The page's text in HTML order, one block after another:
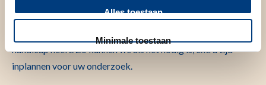
Alles toestaan
Minimale toestaan
Meld bijzonderheden vooraf
handicap heeft. Zo kunnen we als het nodig is, extra tijd
inplannen voor uw onderzoek.